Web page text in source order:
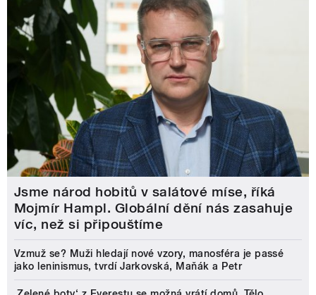
Jsme národ hobitů v salátové míse, říká
Mojmír Hampl. Globální dění nás zasahuje
víc, než si připouštíme
Vzmuž se? Muži hledají nové vzory, manosféra je passé
jako leninismus, tvrdí Jarkovská, Maňák a Petr